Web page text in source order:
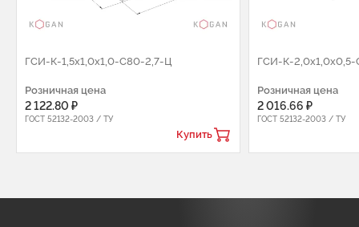
ГCИ-К-1,5х1,0х1,0-C80-2,7-Ц
Розничная цена
2 122.80 ₽
ГОСТ 52132-2003 / ТУ
Купить
ГCИ-К-
Розничная цена
2 016.66 ₽
ГОСТ 52132-2003 / ТУ